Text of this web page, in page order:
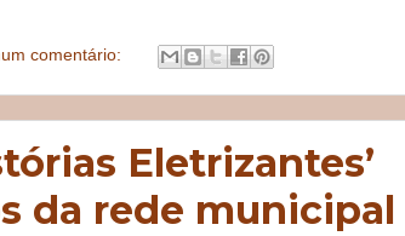
comentário:
Eletrizantes’
da rede municipal